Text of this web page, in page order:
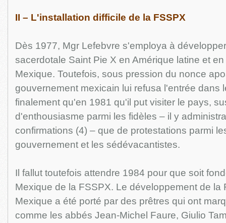
II – L'installation difficile de la FSSPX
Dès 1977, Mgr Lefebvre s'employa à
sacerdotale Saint Pie X en Amérique latine et
Mexique. Toutefois, sous pression du nonce
gouvernement mexicain lui refusa l'entrée dans
finalement qu'en 1981 qu'il put visiter le pays,
d'enthousiasme parmi les fidèles – il y
confirmations (4) – que de protestations parmi
gouvernement et les sédévacantistes.
Il fallut toutefois attendre 1984 pour que soit
Mexique de la FSSPX. Le développement de la
Mexique a été porté par des prêtres qui ont
comme les abbés Jean-Michel Faure, Giulio